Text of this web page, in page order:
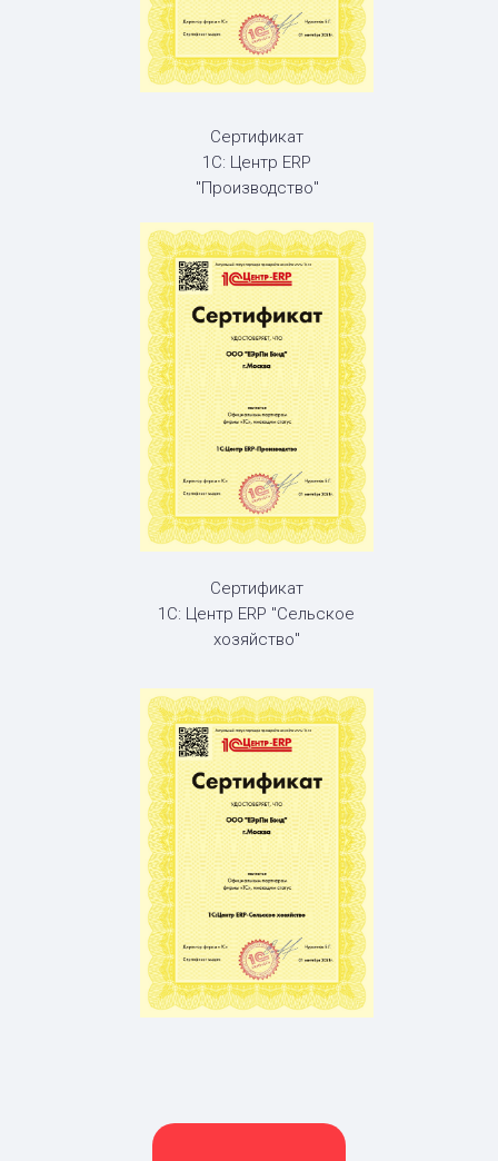
Сертификат
1С: Центр ERP
"Производство"
Сертификат
1С: Центр ERP "Сельское
хозяйство"